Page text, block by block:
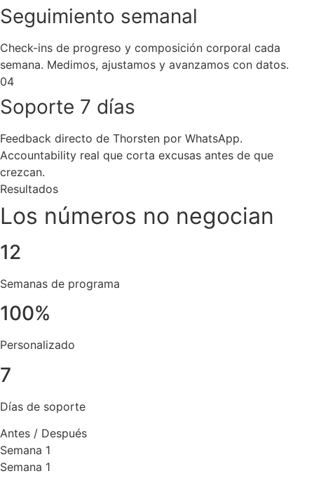
Seguimiento semanal
Check-ins de progreso y composición corporal cada
semana. Medimos, ajustamos y avanzamos con datos.
04
Soporte 7 días
Feedback directo de Thorsten por WhatsApp.
Accountability real que corta excusas antes de que
crezcan.
Resultados
Los números no negocian
12
Semanas de programa
100%
Personalizado
7
Días de soporte
Antes / Después
Semana 1
Semana 1